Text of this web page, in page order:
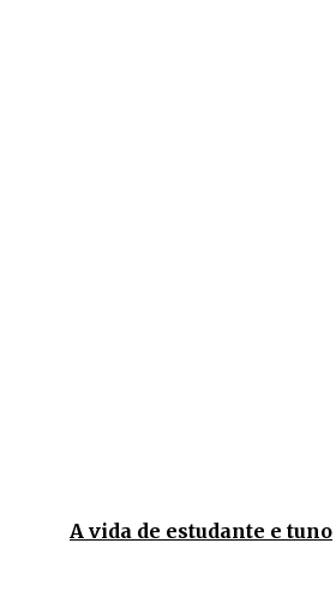
A vida de estudante e tuno